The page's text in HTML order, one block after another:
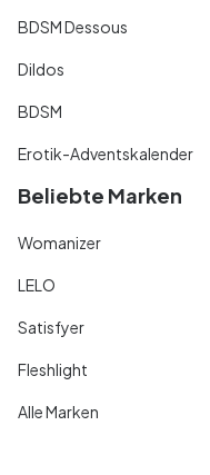
BDSM Dessous
Dildos
BDSM
Erotik-Adventskalender
Beliebte Marken
Womanizer
LELO
Satisfyer
Fleshlight
Alle Marken